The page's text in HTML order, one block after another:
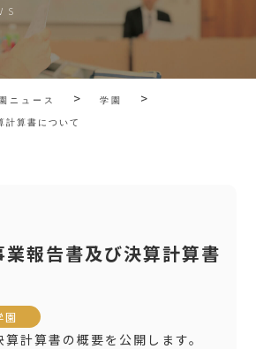
ニュース > 学園 >
計算書について
報告書及び決算計算書
園
計算書の概要を公開します。